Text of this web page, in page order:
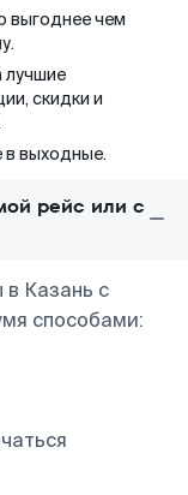
выгоднее чем
лучшие
скидки и
в выходные.
рейс или с
Казань с
способами: